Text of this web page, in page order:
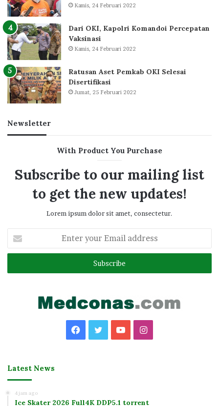
Kamis, 24 Februari 2022
Dari OKI, Kapolri Komandoi Percepatan
Vaksinasi
Kamis, 24 Februari 2022
Ratusan Aset Pemkab OKI Selesai
Disertifikasi
Jumat, 25 Februari 2022
Newsletter
With Product You Purchase
Subscribe to our mailing list
to get the new updates!
Lorem ipsum dolor sit amet, consectetur.
your
Email
Facebook
TwitterYouTubeInstagram
Latest News
4 jam ago
Ice Skater 2026 Full4K DDP5.1 torrent